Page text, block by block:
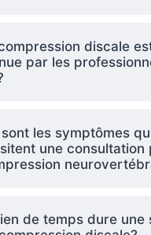
discale
par les
sont les symptômes
une consultation
de temps dure une